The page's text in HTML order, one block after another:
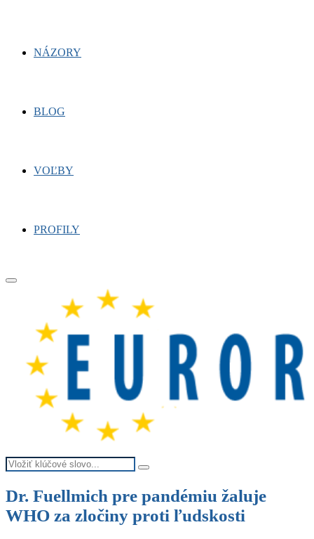
NÁZORY
BLOG
VOĽBY
PROFILY
Primary
Search
for:
Search
Dr. Fuellmich pre pandémiu žaluje
WHO za zločiny proti ľudskosti